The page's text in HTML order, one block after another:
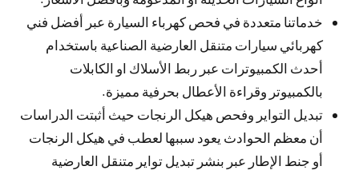
خدماتنا متعددة في فحص كهرباء السيارة عبر أفضل فني
كهربائي سيارات متنقل العارضية الصناعية باستخدام
أحدث الكمبيوترات عبر ربط الأسلاك او الكابلات
بالكمبيوتر وقراءة الأعطال بحرفية مميزة.
تبديل التواير وفحص هيكل الرنجات حيث أثبتت الدراسات
أن معظم الحوادث يعود سببها لعطب في هيكل الرنجات
أو جنط الإطار عبر بنشر تبديل تواير متنقل العارضية